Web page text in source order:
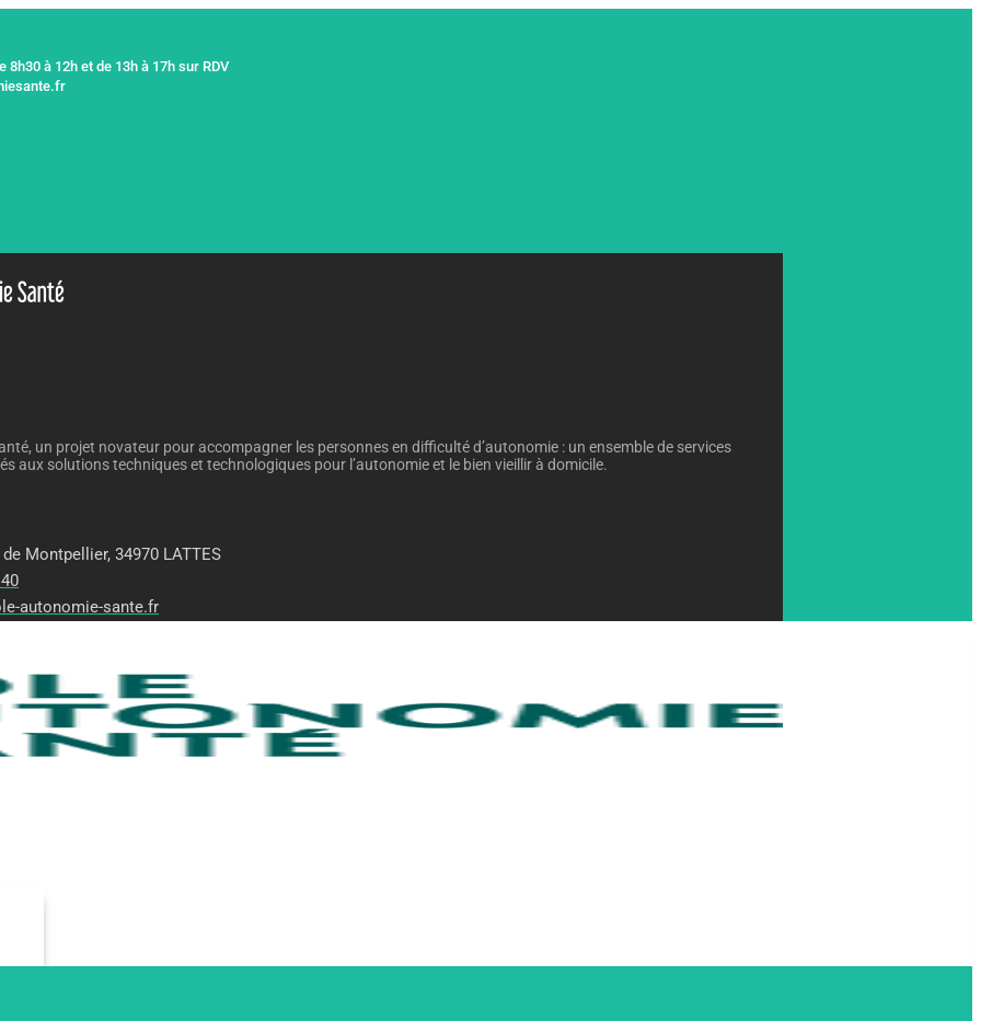
8h30 à 12h et de 13h à 17h sur RDV
un projet novateur pour accompagner les personnes en difficulté d’autonomie : un ensemble de services
aux solutions techniques et technologiques pour l’autonomie et le bien vieillir à domicile.
Montpellier, 34970 LATTES
autonomie-sante.fr